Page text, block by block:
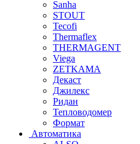
Sanha
STOUT
Tecofi
Thermaflex
THERMAGENT
Viega
ZETKAMA
Декаст
Джилекс
Ридан
Тепловодомер
Формат
Автоматика